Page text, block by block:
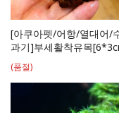
[아쿠아펫/어항/열대어/
과기]부세활착유목
(품절)